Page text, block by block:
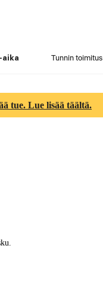
aika Tunnin toimitus
tue. Lue lisää täältä.